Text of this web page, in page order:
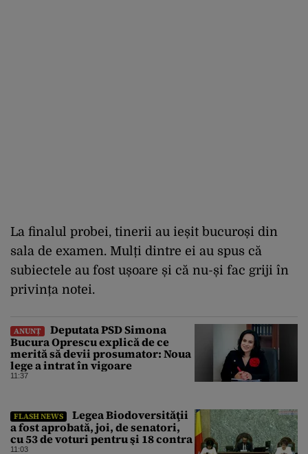
La finalul probei, tinerii au ieșit bucuroși din
sala de examen. Mulți dintre ei au spus că
subiectele au fost ușoare și că nu-și fac griji în
privința notei.
ANUNȚ
Deputata PSD Simona
Bucura Oprescu explică de ce
merită să devii prosumator: Noua
lege a intrat în vigoare
11:37
FLASH NEWS
Legea Biodoversităţii
a fost aprobată, joi, de senatori,
cu 53 de voturi pentru şi 18 contra
11:03